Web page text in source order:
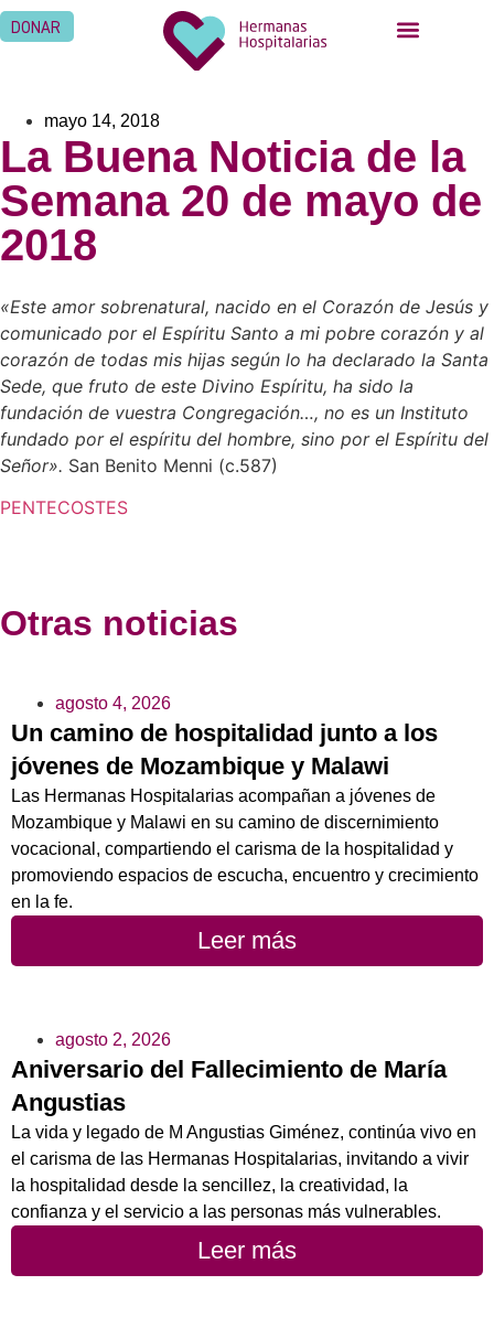
DONAR
mayo 14, 2018
La Buena Noticia de la
Semana 20 de mayo de
2018
«Este amor sobrenatural, nacido en el Corazón de Jesús y
comunicado por el Espíritu Santo a mi pobre corazón y al
corazón de todas mis hijas según lo ha declarado la Santa
Sede, que fruto de este Divino Espíritu, ha sido la
fundación de vuestra Congregación…, no es un Instituto
fundado por el espíritu del hombre, sino por el Espíritu del
Señor». San Benito Menni (c.587)
PENTECOSTES
Otras noticias
agosto 4, 2026
Un camino de hospitalidad junto a los
jóvenes de Mozambique y Malawi
Las Hermanas Hospitalarias acompañan a jóvenes de
Mozambique y Malawi en su camino de discernimiento
vocacional, compartiendo el carisma de la hospitalidad y
promoviendo espacios de escucha, encuentro y crecimiento
en la fe.
Leer más
agosto 2, 2026
Aniversario del Fallecimiento de María
Angustias
La vida y legado de M Angustias Giménez, continúa vivo en
el carisma de las Hermanas Hospitalarias, invitando a vivir
la hospitalidad desde la sencillez, la creatividad, la
confianza y el servicio a las personas más vulnerables.
Leer más